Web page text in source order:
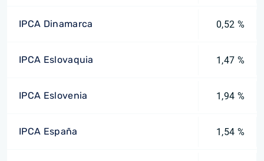
IPCA Dinamarca 0,52 %
IPCA Eslovaquia 1,47 %
IPCA Eslovenia 1,94 %
IPCA España 1,54 %